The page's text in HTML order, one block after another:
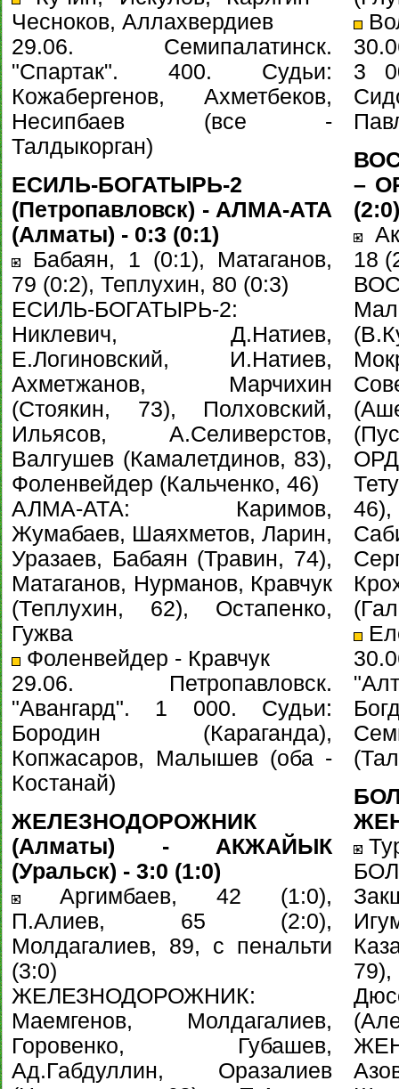
Чесноков, Аллахвердиев
29.06. Семипалатинск.
"Спартак". 400. Судьи:
Кожабергенов, Ахметбеков,
Несипбаев (все -
Талдыкорган)
ЕСИЛЬ-БОГАТЫРЬ-2
(Петропавловск) - АЛМА-АТА
(Алматы) - 0:3 (0:1)
Бабаян, 1 (0:1), Матаганов,
79 (0:2), Теплухин, 80 (0:3)
ЕСИЛЬ-БОГАТЫРЬ-2:
Никлевич, Д.Натиев,
Е.Логиновский, И.Натиев,
Ахметжанов, Марчихин
(Стоякин, 73), Полховский,
Ильясов, А.Селиверстов,
Валгушев (Камалетдинов, 83),
Фоленвейдер (Кальченко, 46)
АЛМА-АТА: Каримов,
Жумабаев, Шаяхметов, Ларин,
Уразаев, Бабаян (Травин, 74),
Матаганов, Нурманов, Кравчук
(Теплухин, 62), Остапенко,
Гужва
Фоленвейдер - Кравчук
29.06. Петропавловск.
"Авангард". 1 000. Судьи:
Бородин (Караганда),
Копжасаров, Малышев (оба -
Костанай)
ЖЕЛЕЗНОДОРОЖНИК
(Алматы) - АКЖАЙЫК
(Уральск) - 3:0 (1:0)
Аргимбаев, 42 (1:0),
П.Алиев, 65 (2:0),
Молдагалиев, 89, с пенальти
(3:0)
ЖЕЛЕЗНОДОРОЖНИК:
Маемгенов, Молдагалиев,
Горовенко, Губашев,
Ад.Габдуллин, Оразалиев
3
–
(2:0)
18